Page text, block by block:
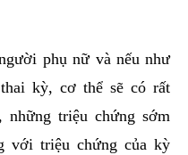
phụ nữ và nếu như
kỳ, cơ thể sẽ có rất
những triệu chứng sớm
với triệu chứng của kỳ